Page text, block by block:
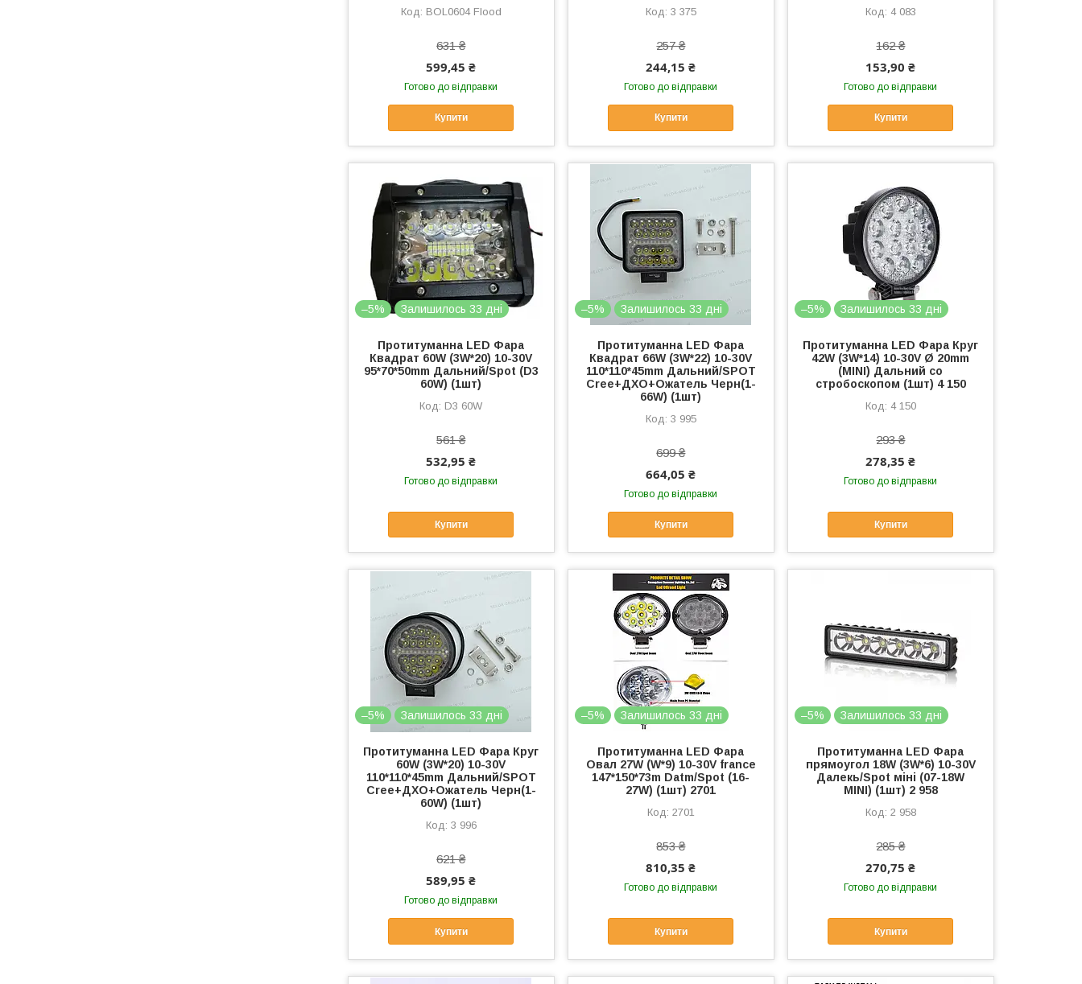
BOL0604 Flood
631 ₴
599,45 ₴
Готово до відправки
Купити
3 375
257 ₴
244,15 ₴
Готово до відправки
Купити
4 083
162 ₴
153,90 ₴
Готово до відправки
Купити
–5% Залишилось 33 дні
Протитуманна LED Фара
Квадрат 60W (3W*20) 10-30V
95*70*50mm Дальний/Spot (D3
60W) (1шт)
D3 60W
561 ₴
532,95 ₴
Готово до відправки
Купити
–5% Залишилось 33 дні
Протитуманна LED Фара
Квадрат 66W (3W*22) 10-30V
110*110*45mm Дальний/SPOT
Cree+ДХО+Ожатель Черн(1-
66W) (1шт)
3 995
699 ₴
664,05 ₴
Готово до відправки
Купити
–5% Залишилось 33 дні
Протитуманна LED Фара Круг
42W (3W*14) 10-30V Ø 20mm
(MINI) Дальний со
стробоскопом (1шт) 4 150
4 150
293 ₴
278,35 ₴
Готово до відправки
Купити
–5% Залишилось 33 дні
Протитуманна LED Фара Круг
60W (3W*20) 10-30V
110*110*45mm Дальний/SPOT
Cree+ДХО+Ожатель Черн(1-
60W) (1шт)
3 996
621 ₴
589,95 ₴
Готово до відправки
Купити
–5% Залишилось 33 дні
Протитуманна LED Фара
Овал 27W (W*9) 10-30V france
147*150*73m Datm/Spot (16-
27W) (1шт) 2701
2701
853 ₴
810,35 ₴
Готово до відправки
Купити
–5% Залишилось 33 дні
Протитуманна LED Фара
прямоугол 18W (3W*6) 10-30V
Далекь/Spot міні (07-18W
MINI) (1шт) 2 958
2 958
285 ₴
270,75 ₴
Готово до відправки
Купити